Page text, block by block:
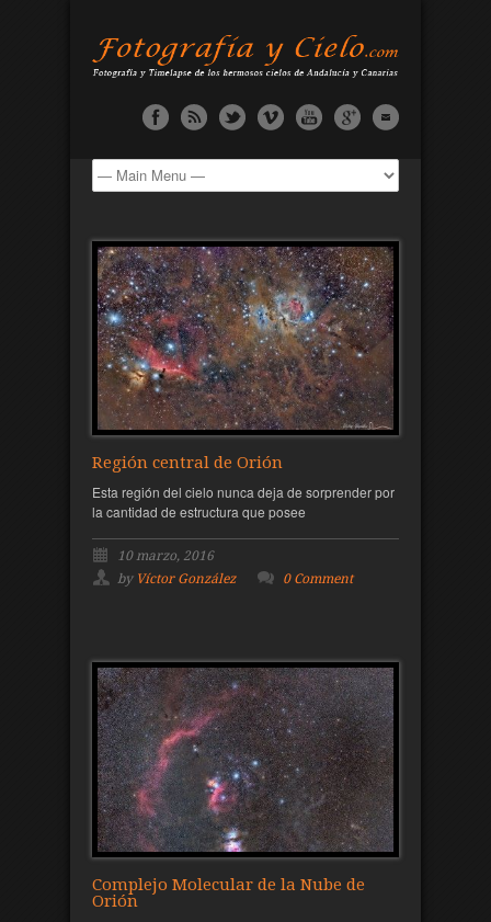
Región central de Orión
Esta región del cielo nunca deja de sorprender por
la cantidad de estructura que posee
10 marzo, 2016
by Víctor González 0 Comment
Complejo Molecular de la Nube de
Orión